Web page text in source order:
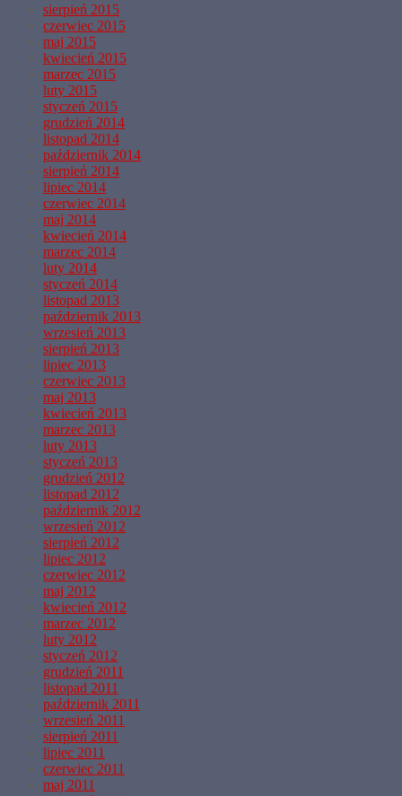
sierpień 2015
czerwiec 2015
maj 2015
kwiecień 2015
marzec 2015
luty 2015
styczeń 2015
grudzień 2014
listopad 2014
październik 2014
sierpień 2014
lipiec 2014
czerwiec 2014
maj 2014
kwiecień 2014
marzec 2014
luty 2014
styczeń 2014
listopad 2013
październik 2013
wrzesień 2013
sierpień 2013
lipiec 2013
czerwiec 2013
maj 2013
kwiecień 2013
marzec 2013
luty 2013
styczeń 2013
grudzień 2012
listopad 2012
październik 2012
wrzesień 2012
sierpień 2012
lipiec 2012
czerwiec 2012
maj 2012
kwiecień 2012
marzec 2012
luty 2012
styczeń 2012
grudzień 2011
listopad 2011
październik 2011
wrzesień 2011
sierpień 2011
lipiec 2011
czerwiec 2011
maj 2011